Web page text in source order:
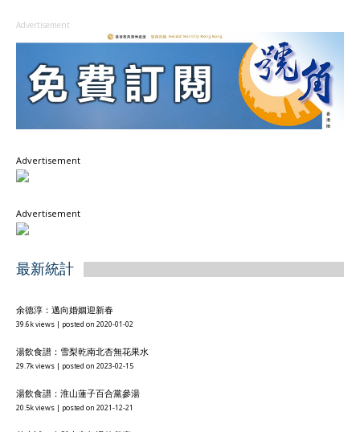
Advertisement
Advertisement
Advertisement
最新統計
余德淳：邁向婚姻迎新春
39.6k views | posted on 2020-01-02
湯飲食譜：雪梨乾南北杏無花果水
29.7k views | posted on 2023-02-15
湯飲食譜：淮山蓮子百合黨參湯
20.5k views | posted on 2021-12-21